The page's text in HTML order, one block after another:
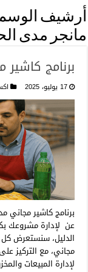
أرشيف
مانجر مدى
برنامج
17 يوليو، 2025
برنامج كاشير مجاني
عن لإدارة مشروعك
الدليل، سنستعرض كل
مجاني، مع التركيز
لإدارة المبيعات